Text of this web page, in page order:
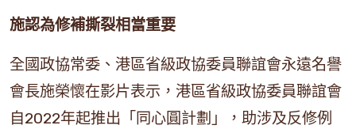
施認為修補撕裂相當重要
全國政協常委、港區省級政協委員聯誼會永遠名譽
會長施榮懷在影片表示，港區省級政協委員聯誼會
自2022年起推出「同心圓計劃」，助涉及反修例